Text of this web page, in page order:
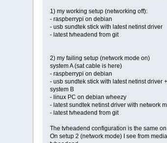
1) my working setup (networking off):
- raspberrypi on debian
- usb sundtek stick with latest netinst driver
- latest tvheadend from git
2) my failing setup (network mode on)
system A (sat cable is here)
- raspberrypi on debian
- usb sundtek stick with latest netinst driver
system B
- linux PC on debian wheezy
- latest sundtek netinst driver with network
- latest tvheadend from git
The tvheadend configuration is the same
On setup 2 (network mode) I see from